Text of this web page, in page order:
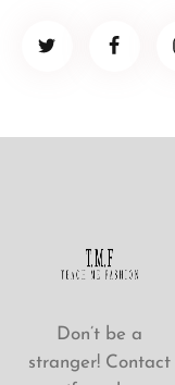
Don’t be a
stranger! Contact